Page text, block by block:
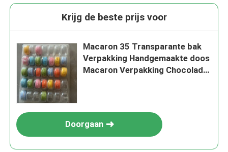
Krijg de beste prijs voor
Macaron 35 Transparante bak
Verpakking Handgemaakte doos
Macaron Verpakking Chocolade
Doorgaan